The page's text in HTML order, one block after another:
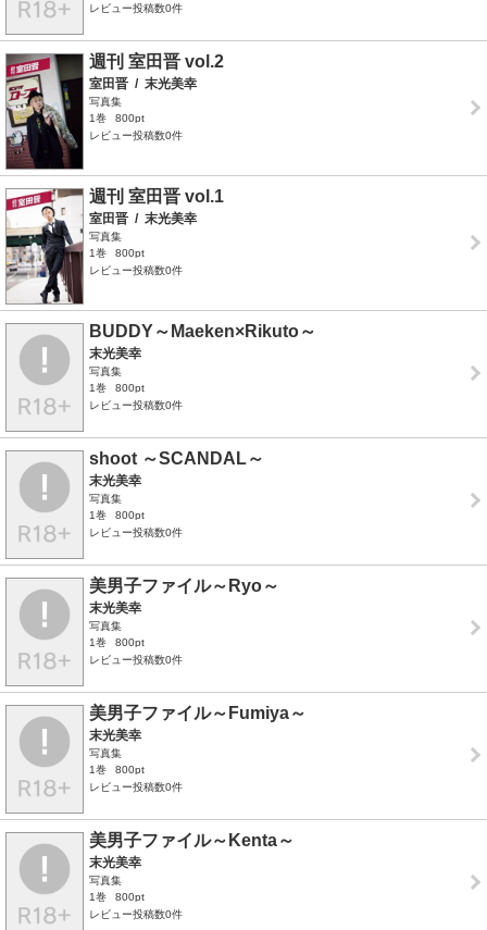
レビュー投稿数0件
週刊 室田晋 vol.2
室田晋 / 末光美幸
写真集
1巻
800pt
レビュー投稿数0件
週刊 室田晋 vol.1
室田晋 / 末光美幸
写真集
1巻
800pt
レビュー投稿数0件
BUDDY～Maeken×Rikuto～
末光美幸
写真集
1巻
800pt
レビュー投稿数0件
shoot ～SCANDAL～
末光美幸
写真集
1巻
800pt
レビュー投稿数0件
美男子ファイル～Ryo～
末光美幸
写真集
1巻
800pt
レビュー投稿数0件
美男子ファイル～Fumiya～
末光美幸
写真集
1巻
800pt
レビュー投稿数0件
美男子ファイル～Kenta～
末光美幸
写真集
1巻
800pt
レビュー投稿数0件